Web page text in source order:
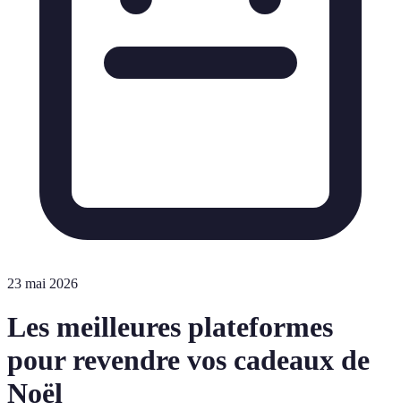
23 mai 2026
Les meilleures plateformes
pour revendre vos cadeaux de
Noël